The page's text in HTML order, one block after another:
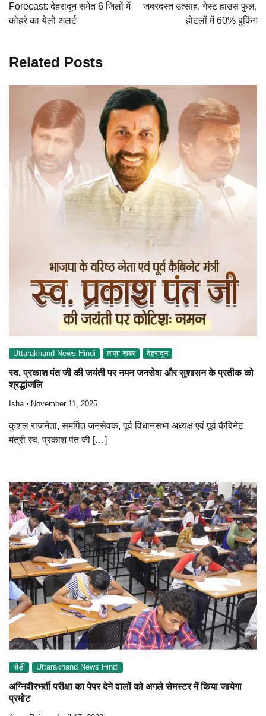
Forecast: देहरादून समेत 6 जिलों में
कोहरे का येलो अलर्ट
जबरदस्त उत्साह, गेस्ट हाउस फुल,
होटलों में 60% बुकिंग
Related Posts
Uttarakhand News Hindi ताज़ा ख़बर देहरादून
स्व. प्रकाश पंत जी की जयंती पर नमन जनसेवा और सुशासन के प्रतीक को
श्रद्धांजलि
Isha November 11, 2025
कुशल राजनेता, समर्पित जनसेवक, पूर्व विधानसभा अध्यक्ष एवं पूर्व कैबिनेट
मंत्री स्व. प्रकाश पंत जी […]
पौड़ी Uttarakhand News Hindi
अग्निवीरभर्ती परीक्षा का पेपर देने वालों को अगले सेमस्टर में किया जायेगा
प्रमोट